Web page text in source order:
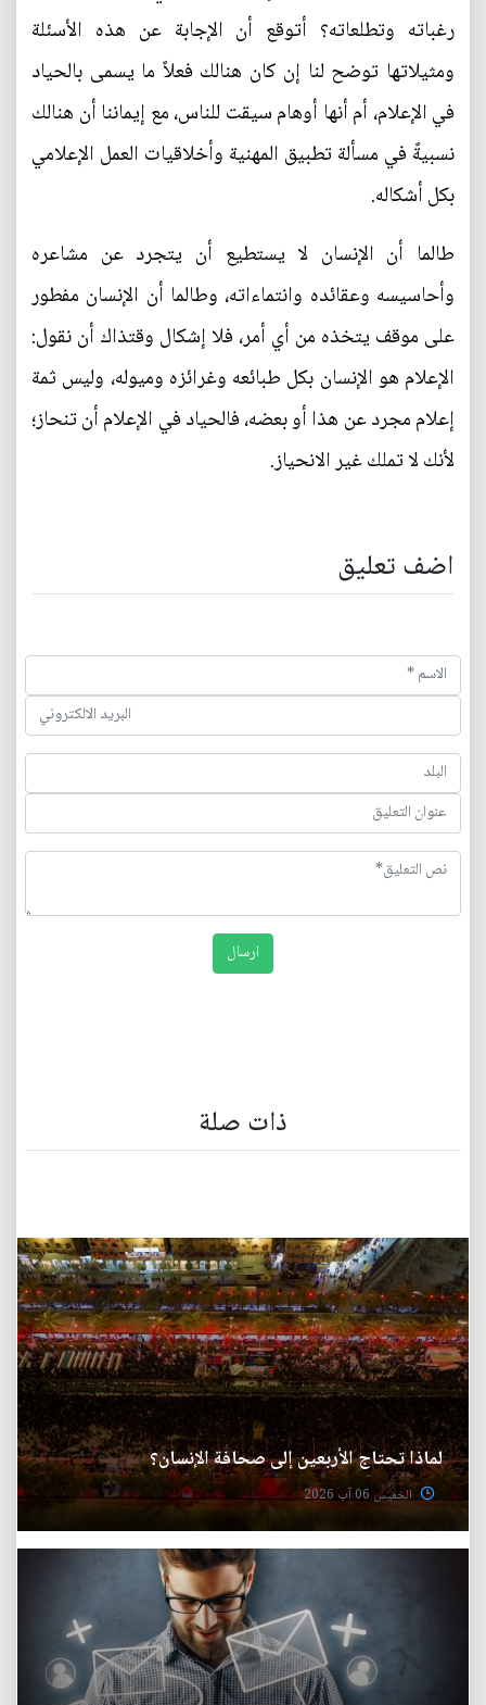
رغباته وتطلعاته؟ أتوقع أن الإجابة عن هذه الأسئلة
ومثيلاتها توضح لنا إن كان هنالك فعلاً ما يسمى بالحياد
في الإعلام، أم أنها أوهام سيقت للناس، مع إيماننا أن هنالك
نسبيةً في مسألة تطبيق المهنية وأخلاقيات العمل الإعلامي
بكل أشكاله.
طالما أن الإنسان لا يستطيع أن يتجرد عن مشاعره
وأحاسيسه وعقائده وانتماءاته، وطالما أن الإنسان مفطور
على موقف يتخذه من أي أمر، فلا إشكال وقتذاك أن نقول:
الإعلام هو الإنسان بكل طبائعه وغرائزه وميوله، وليس ثمة
إعلام مجرد عن هذا أو بعضه، فالحياد في الإعلام أن تنحاز؛
لأنك لا تملك غير الانحياز.
اضف تعليق
ذات صلة
لماذا تحتاج الأربعين إلى صحافة الإنسان؟
الخميس 06 آب 2026